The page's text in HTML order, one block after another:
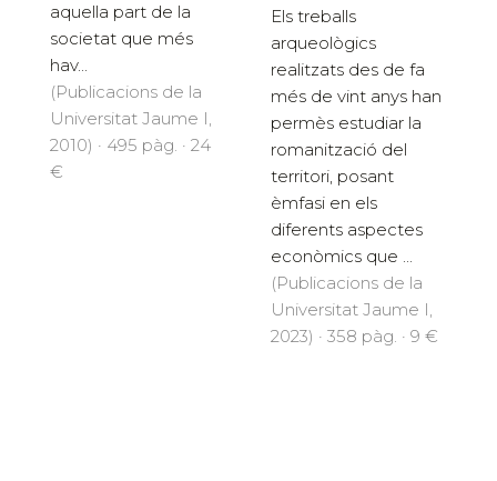
aquella part de la
societat que més
hav...
(Publicacions de la
Universitat Jaume I,
2010) · 495 pàg. · 24
€
Els treballs
arqueològics
realitzats des de fa
més de vint anys han
permès estudiar la
romanització del
territori, posant
èmfasi en els
diferents aspectes
econòmics que ...
(Publicacions de la
Universitat Jaume I,
2023) · 358 pàg. · 9 €